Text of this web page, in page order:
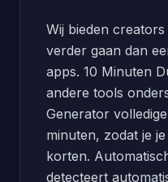
Wij bieden
verder gaan dan
apps. 10 Minuten
andere tools
Generator
minuten, zodat je
korten.
detecteert